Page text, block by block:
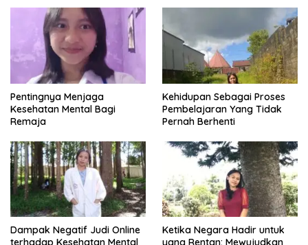
Pentingnya Menjaga
Kesehatan Mental Bagi
Remaja
Kehidupan Sebagai Proses
Pembelajaran Yang Tidak
Pernah Berhenti
Dampak Negatif Judi Online
terhadap Kesehatan Mental
Ketika Negara Hadir untuk
yang Rentan: Mewujudkan